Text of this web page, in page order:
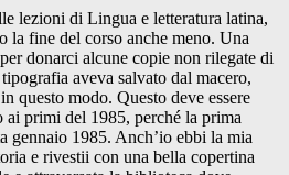
lezioni di Lingua e letteratura latina,
la fine del corso anche meno. Una
donarci alcune copie non rilegate di
aveva salvato dal macero,
questo modo. Questo deve essere
ai primi del 1985, perché la prima
gennaio 1985. Anch’io ebbi la mia
e rivestii con una bella copertina